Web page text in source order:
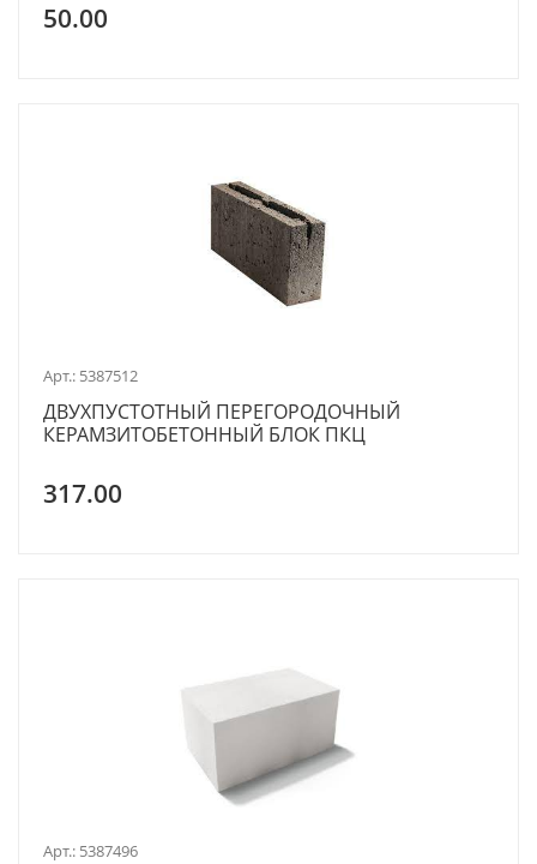
50.00
Арт.: 5387512
ДВУХПУСТОТНЫЙ ПЕРЕГОРОДОЧНЫЙ
КЕРАМЗИТОБЕТОННЫЙ БЛОК ПКЦ
317.00
Арт.: 5387496